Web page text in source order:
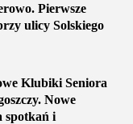
Pierwsze
ulicy Solskiego
Klubiki Seniora
Nowe
spotkań i